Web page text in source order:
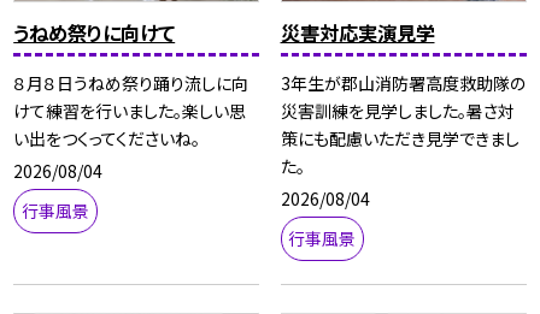
うねめ祭りに向けて
８月８日うねめ祭り踊り流しに向
けて練習を行いました。楽しい思
い出をつくってくださいね。
2026/08/04
行事風景
災害対応実演見学
3年生が郡山消防署高度救助隊の
災害訓練を見学しました。暑さ対
策にも配慮いただき見学できまし
た。
2026/08/04
行事風景